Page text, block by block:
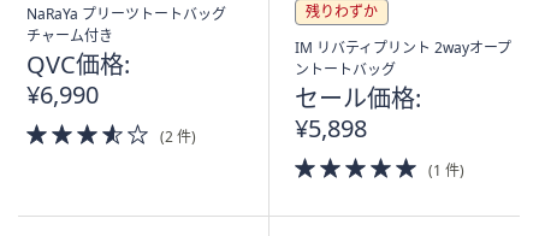
NaRaYa プリーツトートバッグ
チャーム付き
QVC価格:
¥6,990
3.5
of
(2 件)
残りわずか
IM リバティプリント 2wayオープ
ントートバッグ
セール価格:
¥5,898
5.0
of
(1 件)